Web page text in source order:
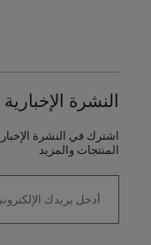
النشرة الإخبارية
اشترك في النشرة
المنتجات والمزيد